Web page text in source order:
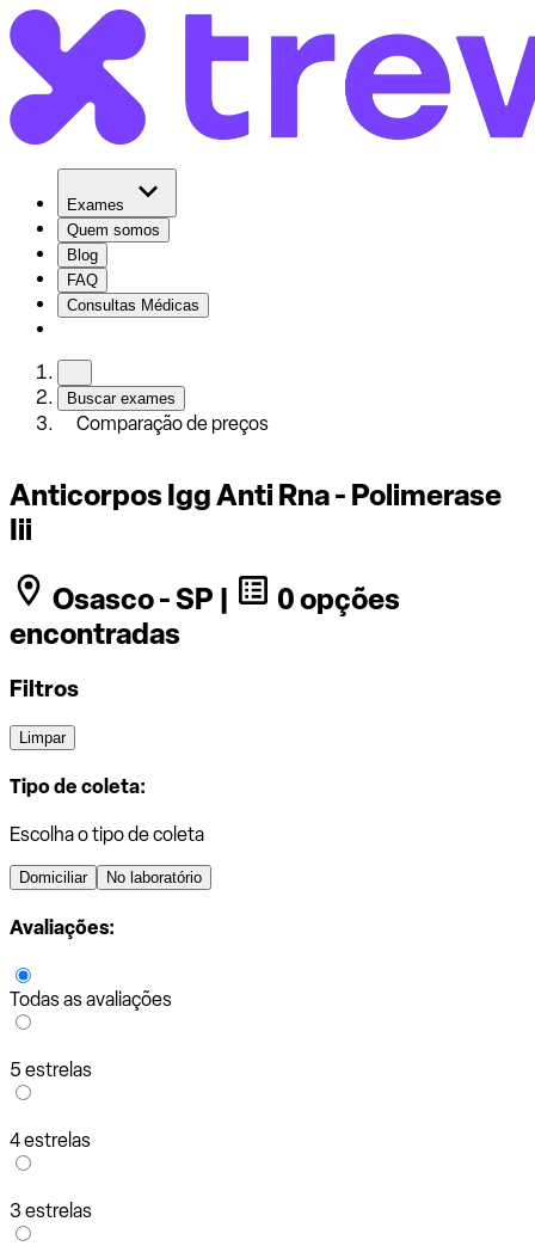
Exames
Quem somos
Blog
FAQ
Consultas Médicas
Buscar exames
Comparação de preços
Anticorpos Igg Anti Rna - Polimerase
Iii
Osasco - SP |
0 opções
encontradas
Filtros
Limpar
Tipo de coleta:
Escolha o tipo de coleta
Domiciliar No laboratório
Avaliações:
Todas as avaliações
5 estrelas
4 estrelas
3 estrelas